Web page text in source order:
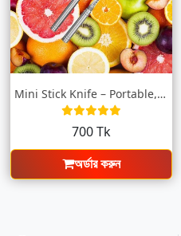
Mini Stick Knife – Portable, Powerful, a...
700 Tk
অর্ডার করুন